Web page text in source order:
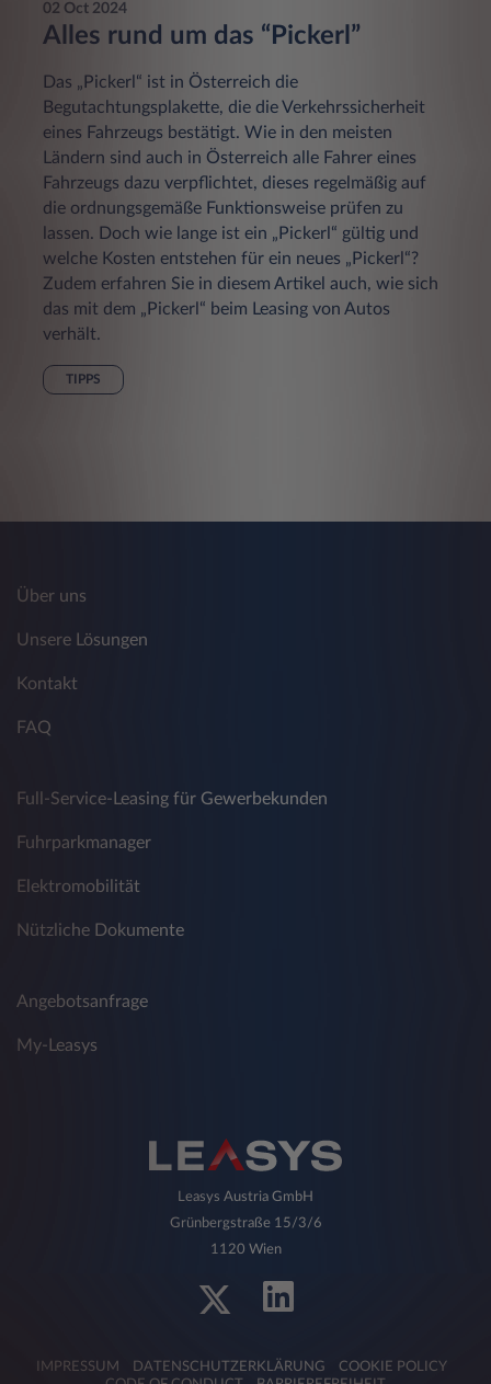
02 Oct 2024
Alles rund um das “Pickerl”
Das „Pickerl“ ist in Österreich die
Begutachtungsplakette, die die Verkehrssicherheit
eines Fahrzeugs bestätigt. Wie in den meisten
Ländern sind auch in Österreich alle Fahrer eines
Fahrzeugs dazu verpflichtet, dieses regelmäßig auf
die ordnungsgemäße Funktionsweise prüfen zu
lassen. Doch wie lange ist ein „Pickerl“ gültig und
welche Kosten entstehen für ein neues „Pickerl“?
Zudem erfahren Sie in diesem Artikel auch, wie sich
das mit dem „Pickerl“ beim Leasing von Autos
verhält.
TIPPS
Über uns
Unsere Lösungen
Kontakt
FAQ
Full-Service-Leasing für Gewerbekunden
Fuhrparkmanager
Elektromobilität
Nützliche Dokumente
Angebotsanfrage
My-Leasys
Leasys Austria GmbH
Grünbergstraße 15/3/6
1120 Wien
IMPRESSUM DATENSCHUTZERKLÄRUNG
COOKIE POLICY